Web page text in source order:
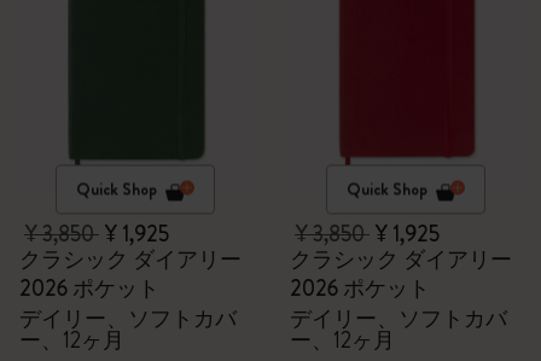
Quick Shop
¥ 3,850¥ 1,925
クラシック ダイアリー
2026 ポケット
デイリー、ソフトカバ
ー、12ヶ月
Quick Shop
¥ 3,850¥ 1,925
クラシック ダイアリー
2026 ポケット
デイリー、ソフトカバ
ー、12ヶ月